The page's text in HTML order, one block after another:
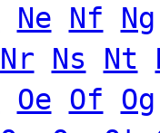
Ne Nf
Ng
Nr Ns Nt
Oe Of
Og